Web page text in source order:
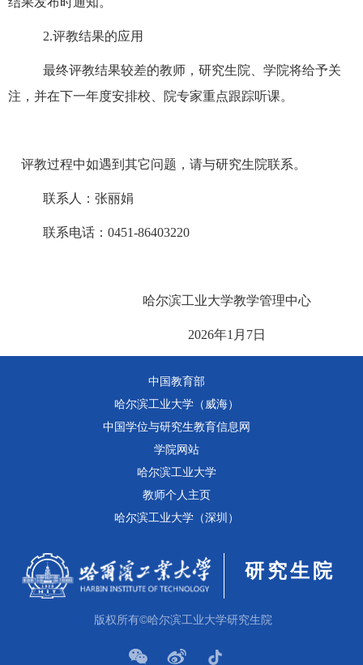
2.评教结果的应用
最终评教结果较差的教师，研究生院、学院将给予关
注，并在下一年度安排校、院专家重点跟踪听课。
评教过程中如遇到其它问题，请与研究生院联系。
联系人：张丽娟
联系电话： 0451-86403220
哈尔滨工业大学教学管理中心
2026年1 月 7日
中国教育部
哈尔滨工业大学（威海）
中国学位与研究生教育信息网
学院网站
哈尔滨工业大学
教师个人主页
哈尔滨工业大学（深圳）
研究生院
版权所有©哈尔滨工业大学研究生院